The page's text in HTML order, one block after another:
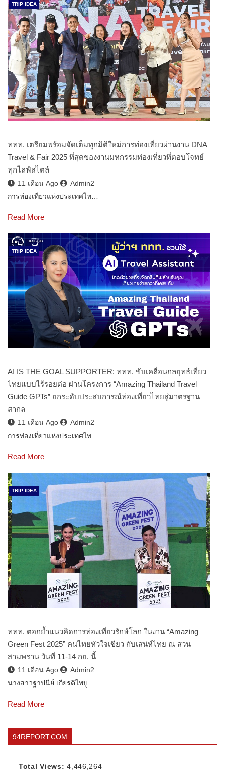
TRIP IDEA
ททท. เตรียมพร้อมจัดเต็มทุกมิติใหม่การท่องเที่ยวผ่านงาน DNA
Travel & Fair 2025 ที่สุดของงานมหกรรมท่องเที่ยวที่ตอบโจทย์
ทุกไลฟ์สไตล์
11 เดือน Ago
Admin2
การท่องเที่ยวแห่งประเทศไท…
Read More
TRIP IDEA
AI IS THE GOAL SUPPORTER: ททท. ขับเคลื่อนกลยุทธ์เที่ยว
ไทยแบบไร้รอยต่อ ผ่านโครงการ “Amazing Thailand Travel
Guide GPTs” ยกระดับประสบการณ์ท่องเที่ยวไทยสู่มาตรฐาน
สากล
11 เดือน Ago
Admin2
การท่องเที่ยวแห่งประเทศไท…
Read More
TRIP IDEA
ททท. ตอกย้ำแนวคิดการท่องเที่ยวรักษ์โลก ในงาน “Amazing
Green Fest 2025” คนไทยหัวใจเขียว กับเสน่ห์ไทย ณ สวน
สามพราน วันที่ 11-14 กย. นี้
11 เดือน Ago
Admin2
นางสาวฐาปนีย์ เกียรติไพบู…
Read More
94REPORT.COM
Total Views:4,446,264